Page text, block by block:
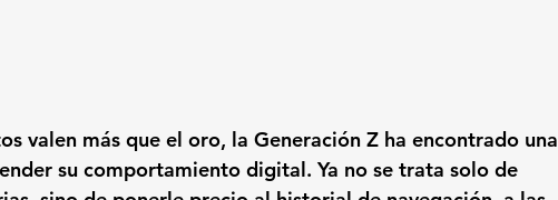
valen más que el oro, la Generación Z ha encontrado una
su comportamiento digital. Ya no se trata solo de